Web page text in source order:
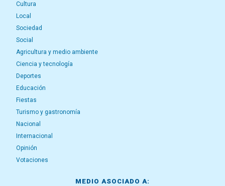
Cultura
Local
Sociedad
Social
Agricultura y medio ambiente
Ciencia y tecnología
Deportes
Educación
Fiestas
Turismo y gastronomía
Nacional
Internacional
Opinión
Votaciones
MEDIO ASOCIADO A: